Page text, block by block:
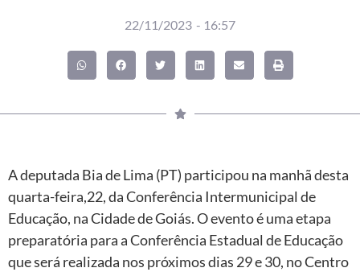
22/11/2023 - 16:57
A deputada Bia de Lima (PT) participou na manhã desta
quarta-feira,22, da Conferência Intermunicipal de
Educação, na Cidade de Goiás. O evento é uma etapa
preparatória para a Conferência Estadual de Educação
que será realizada nos próximos dias 29 e 30, no Centro